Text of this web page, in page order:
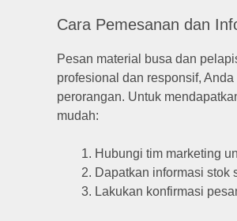
Cara Pemesanan dan
Pesan material busa dan
profesional dan responsif,
perorangan. Untuk
mudah:
Hubungi tim marketing
Dapatkan informasi stok
Lakukan konfirmasi